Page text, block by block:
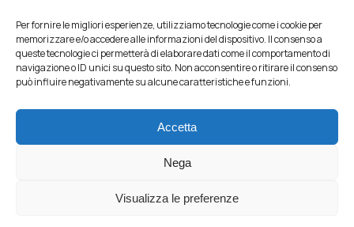
Per fornire le migliori esperienze, utilizziamo tecnologie come i cookie per
memorizzare e/o accedere alle informazioni del dispositivo. Il consenso a
queste tecnologie ci permetterà di elaborare dati come il comportamento di
navigazione o ID unici su questo sito. Non acconsentire o ritirare il consenso
può influire negativamente su alcune caratteristiche e funzioni.
Accetta
Nega
Visualizza le preferenze
Copywriting © 2026 Gong Heart di Riggiardi Daniele – Via
COOKIE POLICY
PRIVACY POLICY
CONTACT